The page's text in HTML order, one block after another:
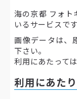
海の京都 フォト
いるサービスです
画像データは、
下さい。
利用にあたって
利用にあた